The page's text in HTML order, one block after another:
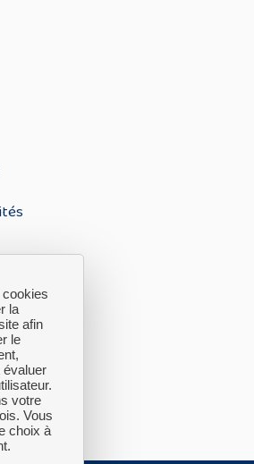
la
afin
le
évaluer
votre
Vous
choix à